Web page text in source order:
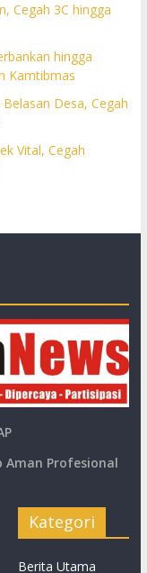
Cegah 3C hingga
hingga
Kamtibmas
Desa, Cegah
Vital, Cegah
Aman Profesional
Kategori
Berita Utama